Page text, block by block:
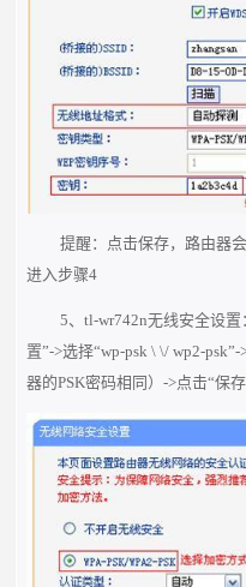
提醒：点击保存，路由器
进入步骤4
5、tl-wr742n无线安全设
置”->选择“wp-psk \ \/ wp2-
器的PSK密码相同）->点击“保存